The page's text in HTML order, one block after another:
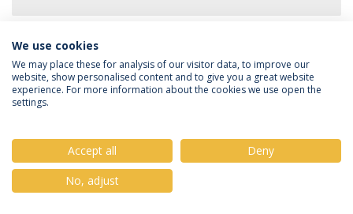
Privacy Policy Terms & Conditions Rights of Data Subjects
© 2026 Universidade Católica Portuguesa
We use cookies
We may place these for analysis of our visitor data, to improve our
website, show personalised content and to give you a great website
experience. For more information about the cookies we use open the
settings.
Accept all
Deny
No, adjust